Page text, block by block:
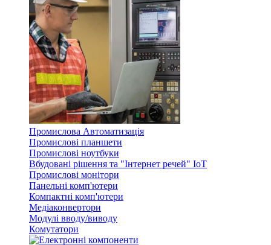
Промислова Автоматизація
Промислові планшети
Промислові ноутбуки
Вбудовані рішення та "Інтернет речей" IoT
Промислові монітори
Панельні комп'ютери
Компактні комп'ютери
Медіаконвертори
Модулі вводу/виводу
Комутатори